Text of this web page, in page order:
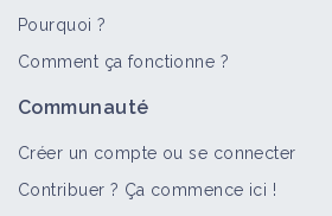
Pourquoi ?
Comment ça fonctionne ?
Communauté
Créer un compte ou se connecter
Contribuer ? Ça commence ici !